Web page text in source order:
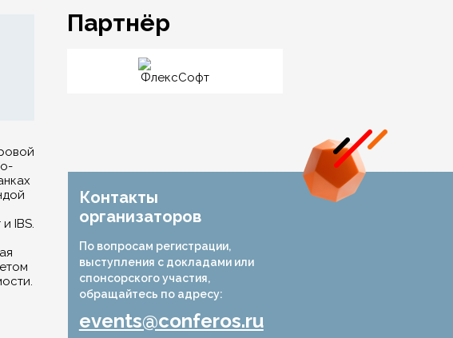
IBS.
Партнёр
Контакты
организаторов
По вопросам регистрации,
выступления с докладами или
спонсорского участия,
обращайтесь по адресу:
events@conferos.ru